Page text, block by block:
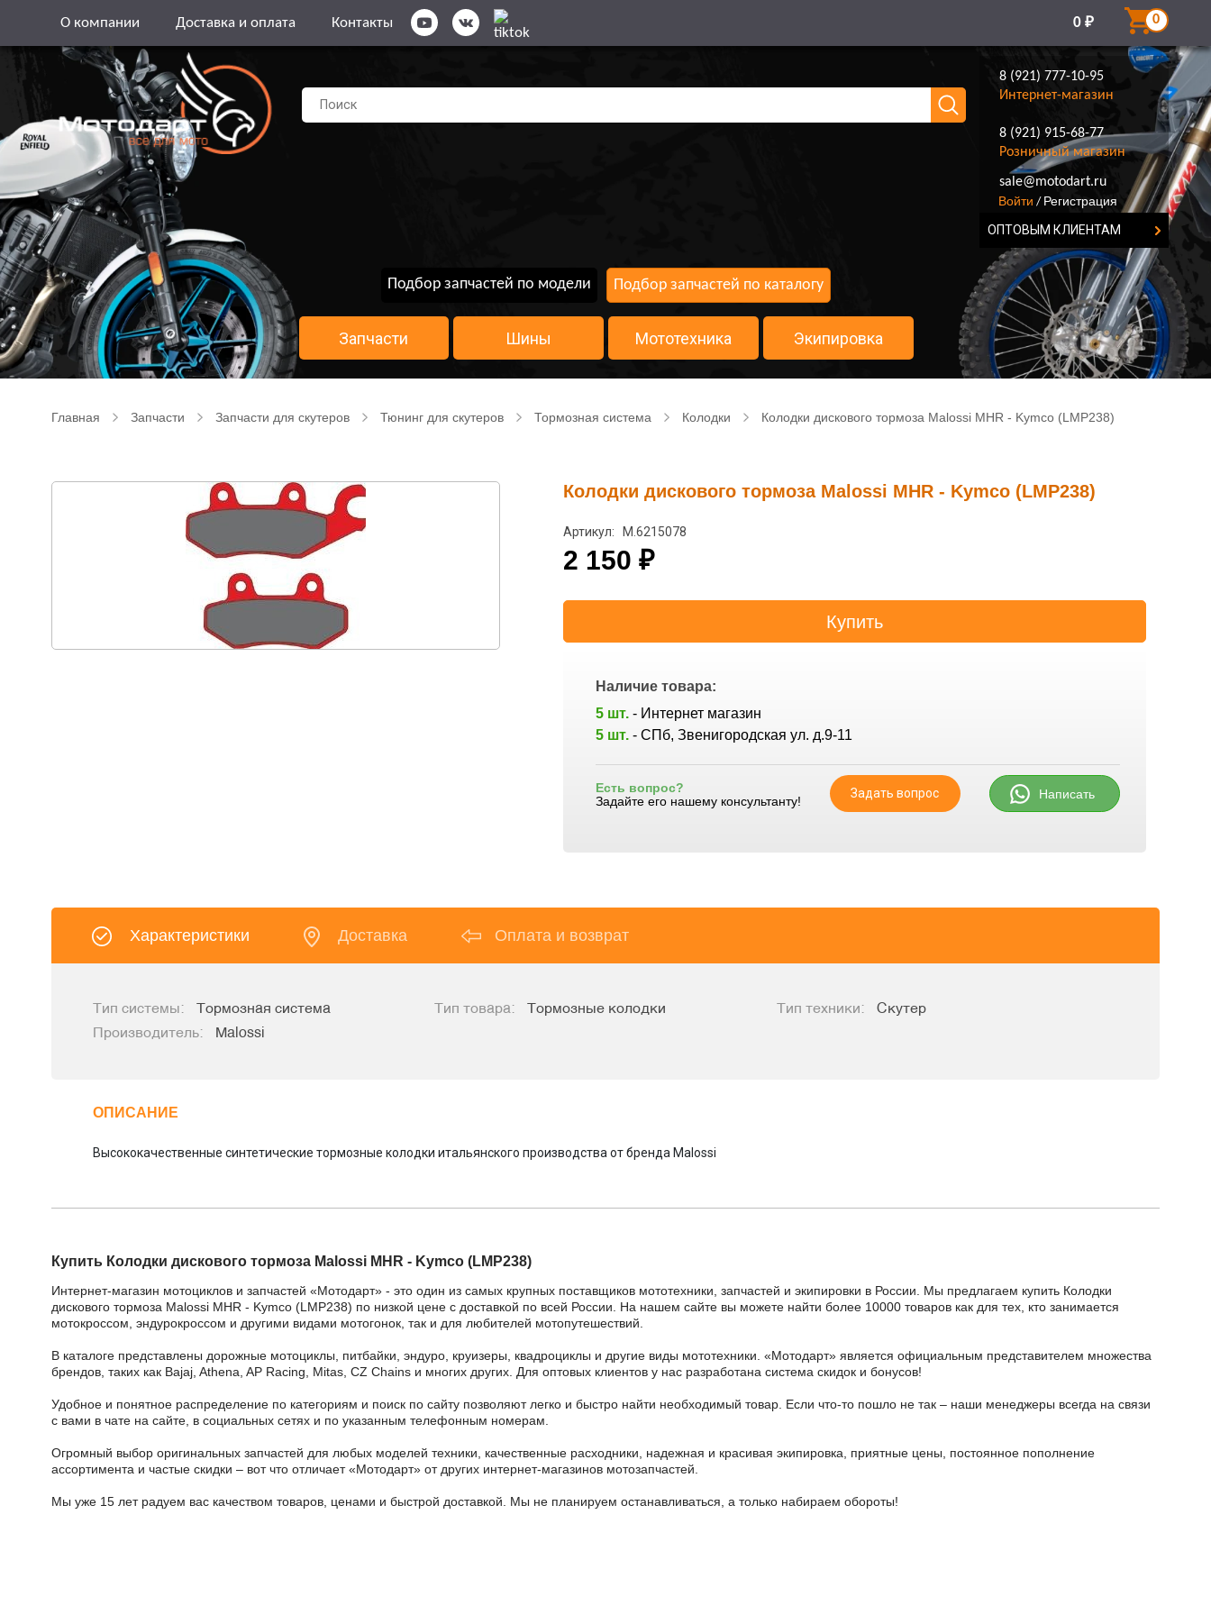
О компании Доставка и оплата Контакты 0 ₽ 0
8 (921) 777-10-95
Интернет-магазин
8 (921) 915-68-77
Розничный магазин
8 (921) 777-10-95
sale@motodart.ru
Войти / Регистрация
ОПТОВЫМ КЛИЕНТАМ
Подбор запчастей по модели Подбор запчастей по каталогу
Запчасти Шины Мототехника Экипировка
Главная Запчасти Запчасти для скутеров Тюнинг для скутеров Тормозная система Колодки Колодки дискового тормоза Malossi MHR - Kymco (LMP238)
Колодки дискового тормоза Malossi MHR - Kymco (LMP238)
Артикул: M.6215078
2 150 ₽
Наличие товара:
5 шт. - Интернет магазин
5 шт. - СПб, Звенигородская ул. д.9-11
Есть вопрос?
Задайте его нашему консультанту!
Задать вопрос Написать
Характеристики Доставка Оплата и возврат
Тип системы: Тормозная система Тип товара: Тормозные колодки Тип техники:
Скутер
Производитель:
Malossi
ОПИСАНИЕ
Высококачественные синтетические тормозные колодки итальянского производства от бренда Malossi
Купить Колодки дискового тормоза Malossi MHR - Kymco (LMP238)
Интернет-магазин мотоциклов и запчастей «Мотодарт» - это один из самых крупных поставщиков мототехники, запчастей и экипировки в России. Мы предлагаем купить Колодки
дискового тормоза Malossi MHR - Kymco (LMP238) по низкой цене с доставкой по всей России. На нашем сайте вы можете найти более 10000 товаров как для тех, кто занимается
мотокроссом, эндурокроссом и другими видами мотогонок, так и для любителей мотопутешествий.
В каталоге представлены дорожные мотоциклы, питбайки, эндуро, круизеры, квадроциклы и другие виды мототехники. «Мотодарт» является официальным представителем множества
брендов, таких как Bajaj, Athena, AP Racing, Mitas, CZ Chains и многих других. Для оптовых клиентов у нас разработана система скидок и бонусов!
Удобное и понятное распределение по категориям и поиск по сайту позволяют легко и быстро найти необходимый товар. Если что-то пошло не так – наши менеджеры всегда на связи
с вами в чате на сайте, в социальных сетях и по указанным телефонным номерам.
Огромный выбор оригинальных запчастей для любых моделей техники, качественные расходники, надежная и красивая экипировка, приятные цены, постоянное пополнение
ассортимента и частые скидки – вот что отличает «Мотодарт» от других интернет-магазинов мотозапчастей.
Мы уже 15 лет радуем вас качеством товаров, ценами и быстрой доставкой. Мы не планируем останавливаться, а только набираем обороты!